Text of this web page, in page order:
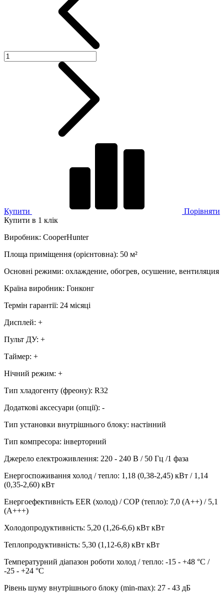
Купити
Порівняти
Купити в 1 клік
Виробник: CooperHunter
Площа приміщення (орієнтовна): 50 м²
Основні режими: охлаждение, обогрев, осушение, вентиляция
Країна виробник: Гонконг
Термін гарантії: 24 місяці
Дисплей: +
Пульт ДУ: +
Таймер: +
Нічний режим: +
Тип хладогенту (фреону): R32
Додаткові аксесуари (опції): -
Тип установки внутрішнього блоку: настінний
Тип компресора: інверторний
Джерело електроживлення: 220 - 240 В / 50 Гц /1 фаза
Енергоспоживання холод / тепло: 1,18 (0,38-2,45) кВт / 1,14
(0,35-2,60) кВт
Енергоефективність EER (холод) / СОР (тепло): 7,0 (A++) / 5,1
(A+++)
Холодопродуктивність: 5,20 (1,26-6,6) кВт кВт
Теплопродуктивність: 5,30 (1,12-6,8) кВт кВт
Температурний діапазон роботи холод / тепло: -15 - +48 °С /
-25 - +24 °С
Рівень шуму внутрішнього блоку (min-max): 27 - 43 дБ